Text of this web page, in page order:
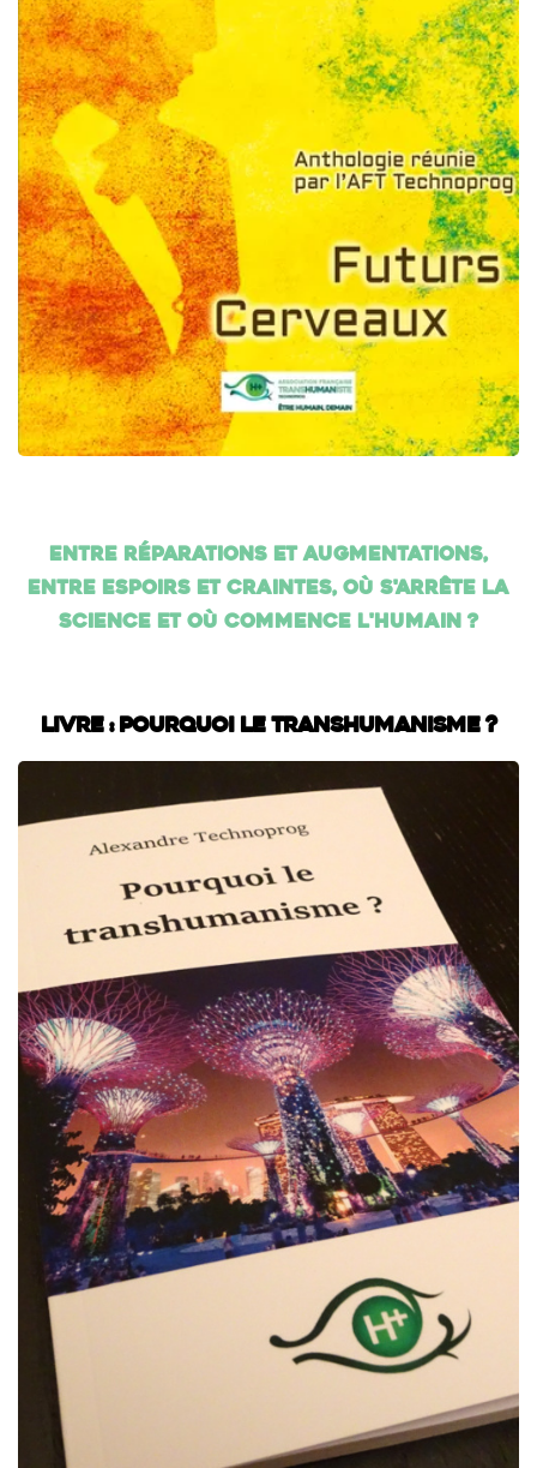
Entre réparations et augmentations,
entre espoirs et craintes, où s'arrête la
science et où commence l'humain ?
Livre : Pourquoi le transhumanisme ?